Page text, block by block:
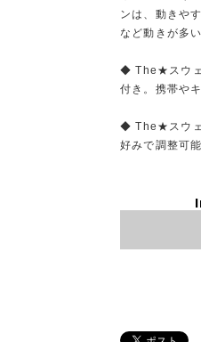
ンは、動きや
など動きが多
◆ The★スウェ
付き。携帯や
◆ The★スウェ
好みで調整可